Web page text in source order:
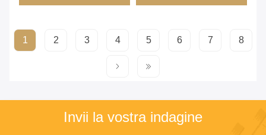
1 2 3 4 5 6 7 8
Invii la vostra indagine